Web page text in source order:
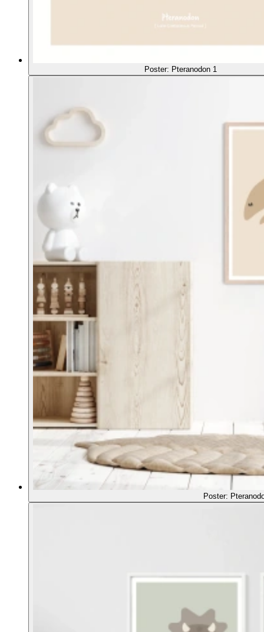
Poster: Pteranodon 1
Poster: